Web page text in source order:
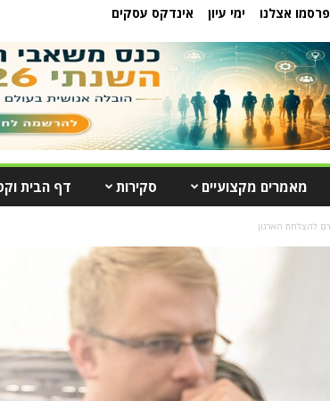
פרסמו אצלנו ימי עיון אינדקס עסקים
מאמרים מקצועיים סקירות דף הבית